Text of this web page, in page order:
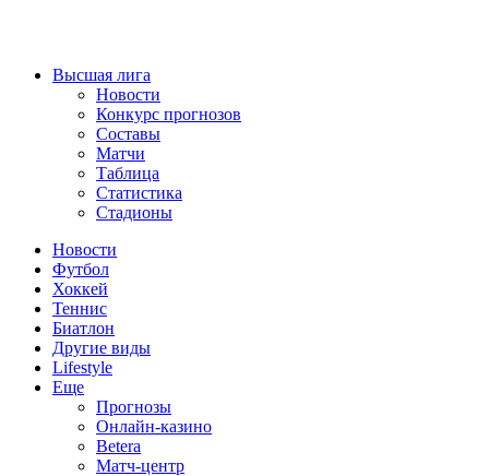
Высшая лига
Новости
Конкурс прогнозов
Составы
Матчи
Таблица
Статистика
Стадионы
Новости
Футбол
Хоккей
Теннис
Биатлон
Другие виды
Lifestyle
Еще
Прогнозы
Онлайн-казино
Betera
Матч-центр